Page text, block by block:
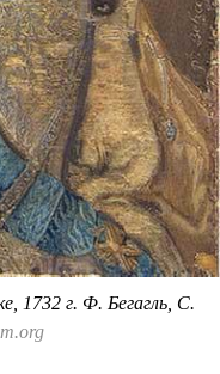
1732 г. Ф. Бегагль, С.